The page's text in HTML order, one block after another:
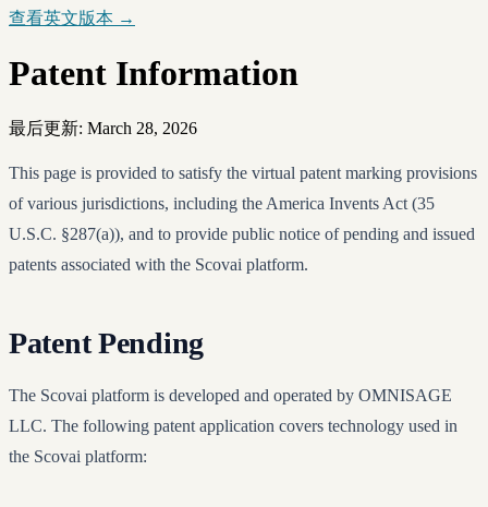
查看英文版本 →
Patent Information
最后更新: March 28, 2026
This page is provided to satisfy the virtual patent marking provisions
of various jurisdictions, including the America Invents Act (35
U.S.C. §287(a)), and to provide public notice of pending and issued
patents associated with the Scovai platform.
Patent Pending
The Scovai platform is developed and operated by OMNISAGE
LLC. The following patent application covers technology used in
the Scovai platform: